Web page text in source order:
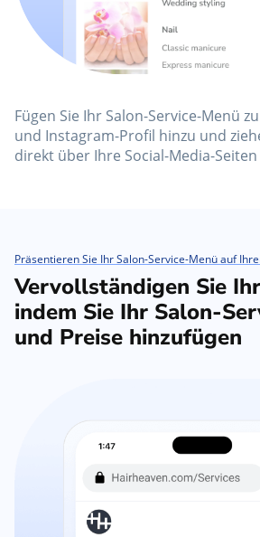
Fügen Sie Ihr Salon-Service-Menü
und Instagram-Profil hinzu und
direkt über Ihre Social-Media-Seiten
Präsentieren Sie Ihr Salon-Service-Menü auf
Vervollständigen Sie
indem Sie Ihr Salon-
und Preise hinzufügen